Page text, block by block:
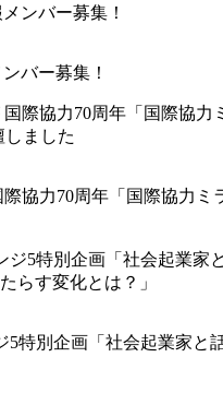
バー募集！
協力70周年「国際協力ミ
5特別企画「社会起業家と